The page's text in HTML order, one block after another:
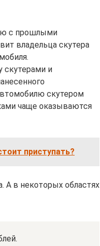
с прошлыми
владельца скутера
скутерами и
скутером
чаще оказываются
приступать?
А в некоторых областях